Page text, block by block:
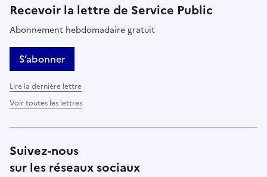
Recevoir la lettre de Service Public
Abonnement hebdomadaire gratuit
S’abonner
Lire la dernière lettre
Voir toutes les lettres
Suivez-nous
sur les réseaux sociaux